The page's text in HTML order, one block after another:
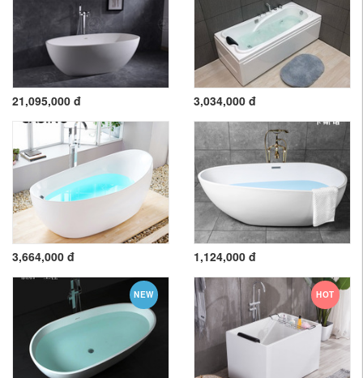
21,095,000 đ 3,034,000 đ
3,664,000 đ 1,124,000 đ
NEW HOT